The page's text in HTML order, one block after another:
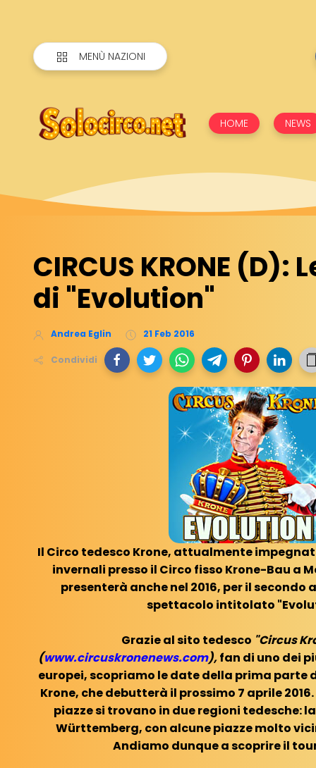
MENÙ NAZIONI
HOME NEWS
CIRCUS KRONE (D):
di "Evolution"
Andrea Eglin 21 Feb 2016
Condividi
Il Circo tedesco Krone, attualmente
invernali presso il Circo fisso Krone-Bau a
presenterà anche nel 2016, per il secondo
spettacolo intitolato
Grazie al sito tedesco "Circus
(www.circuskronenews.com),fan di uno dei
europei, scopriamo le date della prima parte
Krone, che debutterà il prossimo 7 aprile
piazze si trovano in due regioni tedesche:
Württemberg, con alcune piazze molto
Andiamo dunque a scoprire il